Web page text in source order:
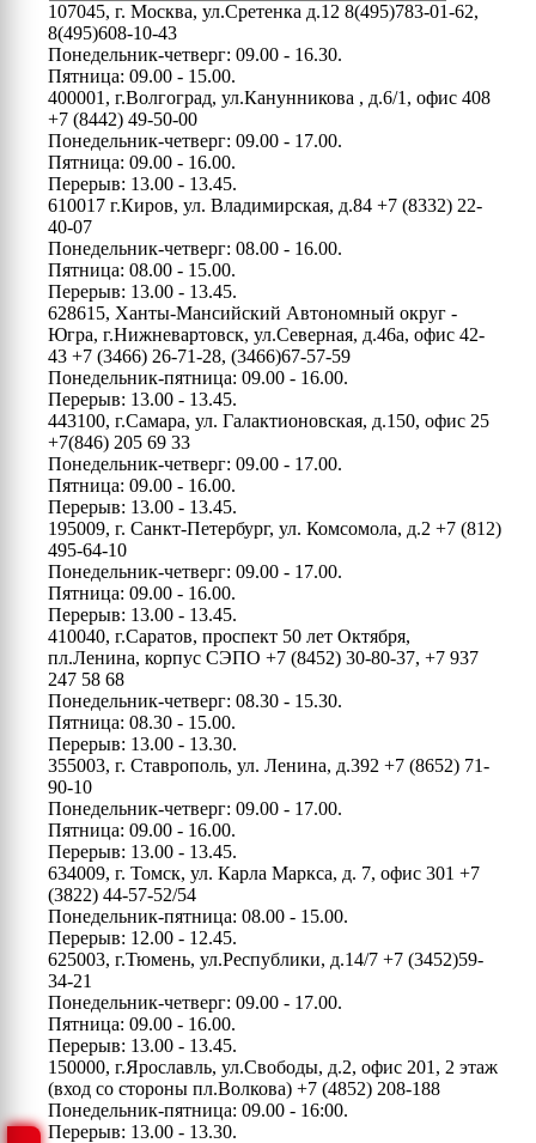
107045, г. Москва, ул.Сретенка д.12 8(495)783-01-62,
8(495)608-10-43
Понедельник-четверг: 09.00 - 16.30.
Пятница: 09.00 - 15.00.
400001, г.Волгоград, ул.Канунникова , д.6/1, офис 408
+7 (8442) 49-50-00
Понедельник-четверг: 09.00 - 17.00.
Пятница: 09.00 - 16.00.
Перерыв: 13.00 - 13.45.
610017 г.Киров, ул. Владимирская, д.84 +7 (8332) 22-
40-07
Понедельник-четверг: 08.00 - 16.00.
Пятница: 08.00 - 15.00.
Перерыв: 13.00 - 13.45.
628615, Ханты-Мансийский Автономный округ -
Югра, г.Нижневартовск, ул.Северная, д.46а, офис 42-
43 +7 (3466) 26-71-28, (3466)67-57-59
Понедельник-пятница: 09.00 - 16.00.
Перерыв: 13.00 - 13.45.
443100, г.Самара, ул. Галактионовская, д.150, офис 25
+7(846) 205 69 33
Понедельник-четверг: 09.00 - 17.00.
Пятница: 09.00 - 16.00.
Перерыв: 13.00 - 13.45.
195009, г. Санкт-Петербург, ул. Комсомола, д.2 +7 (812)
495-64-10
Понедельник-четверг: 09.00 - 17.00.
Пятница: 09.00 - 16.00.
Перерыв: 13.00 - 13.45.
410040, г.Саратов, проспект 50 лет Октября,
пл.Ленина, корпус СЭПО +7 (8452) 30-80-37, +7 937
247 58 68
Понедельник-четверг: 08.30 - 15.30.
Пятница: 08.30 - 15.00.
Перерыв: 13.00 - 13.30.
355003, г. Ставрополь, ул. Ленина, д.392 +7 (8652) 71-
90-10
Понедельник-четверг: 09.00 - 17.00.
Пятница: 09.00 - 16.00.
Перерыв: 13.00 - 13.45.
634009, г. Томск, ул. Карла Маркса, д. 7, офис 301 +7
(3822) 44-57-52/54
Понедельник-пятница: 08.00 - 15.00.
Перерыв: 12.00 - 12.45.
625003, г.Тюмень, ул.Республики, д.14/7 +7 (3452)59-
34-21
Понедельник-четверг: 09.00 - 17.00.
Пятница: 09.00 - 16.00.
Перерыв: 13.00 - 13.45.
150000, г.Ярославль, ул.Свободы, д.2, офис 201, 2 этаж
(вход со стороны пл.Волкова) +7 (4852) 208-188
Понедельник-пятница: 09.00 - 16:00.
Перерыв: 13.00 - 13.30.